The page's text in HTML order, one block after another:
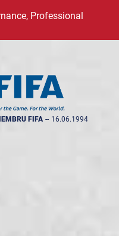
Professional
FIFA -- 16.06.1994